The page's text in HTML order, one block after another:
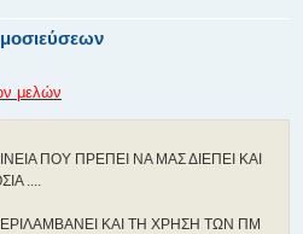
μελών
ΠΟΥ ΠΡΕΠΕΙ ΝΑ ΜΑΣ ΔΙΕΠΕΙ ΚΑΙ
....
ΚΑΙ ΤΗ ΧΡΗΣΗ ΤΩΝ ΠΜ